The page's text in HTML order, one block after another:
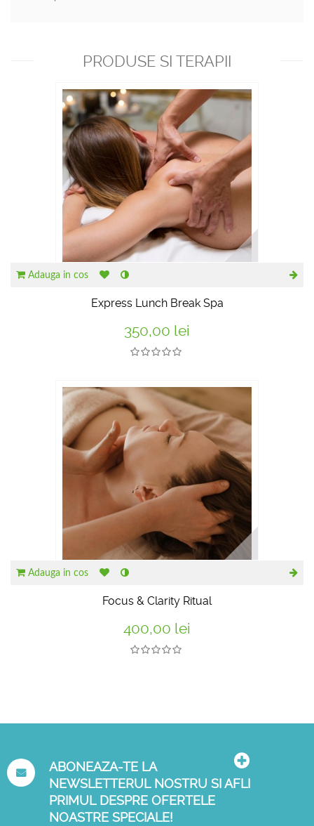
PRODUSE SI TERAPII
RECOMANDATE
Adauga in cos
Express Lunch Break Spa
350,00 lei
Adauga in cos
Focus & Clarity Ritual
400,00 lei
ABONEAZA-TE LA
NEWSLETTERUL NOSTRU SI AFLI
PRIMUL DESPRE OFERTELE
NOASTRE SPECIALE!